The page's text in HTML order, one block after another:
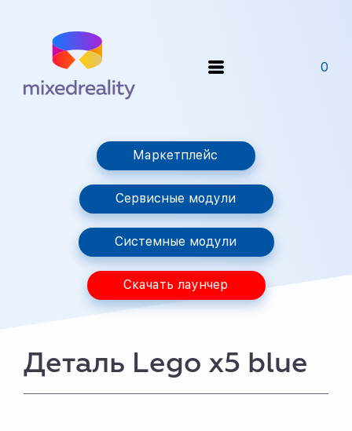
0
Маркетплейс
Сервисные модули
Системные модули
Скачать лаунчер
Деталь Lego x5 blue